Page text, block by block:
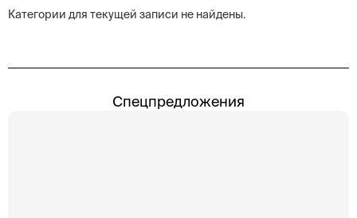
Категории для текущей записи не найдены.
Спецпредложения